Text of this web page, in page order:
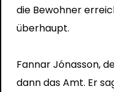
die Bewohner
überhaupt.
Fannar Jónasson,
dann das Amt. Er